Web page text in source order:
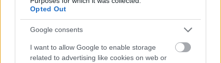
Opted Out
Google consents
I want to allow Google to enable storage
related to advertising like cookies on web or